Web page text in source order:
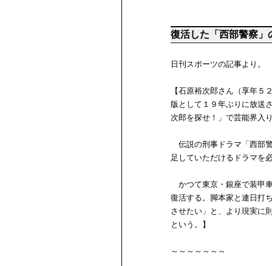
復活した「西部警察」
日刊スポーツの記事より。
【石原裕次郎さん（享年
版として１９年ぶりに放送
次郎を探せ！」で芸能界入
伝説の刑事ドラマ「西部
足していただけるドラマを
かつて東京・銀座で装甲
復活する。脚本家と連日打
させたい」と、より現実に
という。】
～～～～～～～